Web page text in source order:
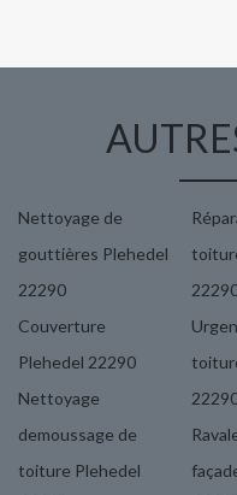
Nettoyage de
gouttières Plehedel
22290
Couverture
Plehedel 22290
Nettoyage
demoussage de
toiture Plehedel